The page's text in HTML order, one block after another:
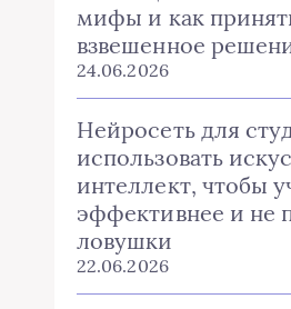
мифы и как
взвешенное
24.06.2026
Нейросеть для
использовать
интеллект, чтобы
эффективнее и не
ловушки
22.06.2026